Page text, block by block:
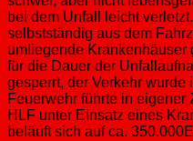
bei dem Unfall leicht
selbstständig aus dem
umliegende Krankenhäuser
für die Dauer der
gesperrt, der Verkehr
Feuerwehr führte in
HLF unter Einsatz eines
beläuft sich auf ca.